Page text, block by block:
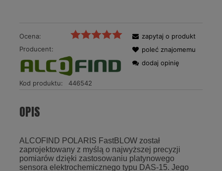
Ocena:
Producent:
Kod produktu: 446542
zapytaj o produkt
poleć znajomemu
dodaj opinię
OPIS
ALCOFIND POLARIS FastBLOW został
zaprojektowany z myślą o najwyższej precyzji
pomiarów dzięki zastosowaniu platynowego
sensora elektrochemicznego typu DAS-15. Jego